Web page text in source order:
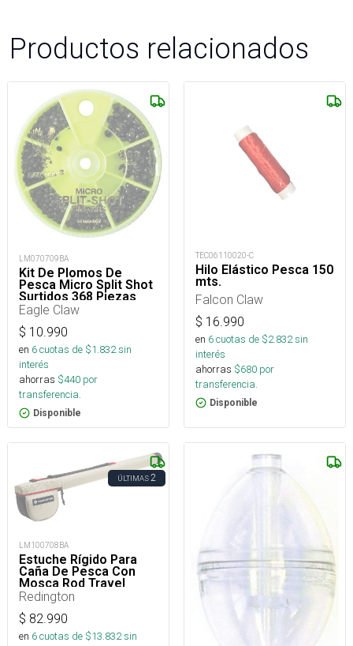
Productos relacionados
LM070709BA
Kit De Plomos De
Pesca Micro Split Shot
Surtidos 368 Piezas
Eagle Claw
$ 10.990
en 6cuotas de $1.832sin
interés
ahorras $440 por
transferencia.
Disponible
TEC06110020-C
Hilo Elástico Pesca 150
mts.
Falcon Claw
$ 16.990
en 6cuotas de $2.832sin
interés
ahorras $680 por
transferencia.
Disponible
ÚLTIMAS2
LM100708BA
Estuche Rígido Para
Caña De Pesca Con
Mosca Rod Travel
Case Single 9Ft 4Pc
Redington
$ 82.990
en 6cuotas de $13.832sin